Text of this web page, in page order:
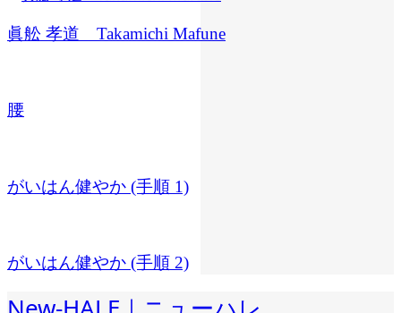
眞舩 孝道 Takamichi Mafune
腰
がいはん健やか (手順 1)
がいはん健やか (手順 2)